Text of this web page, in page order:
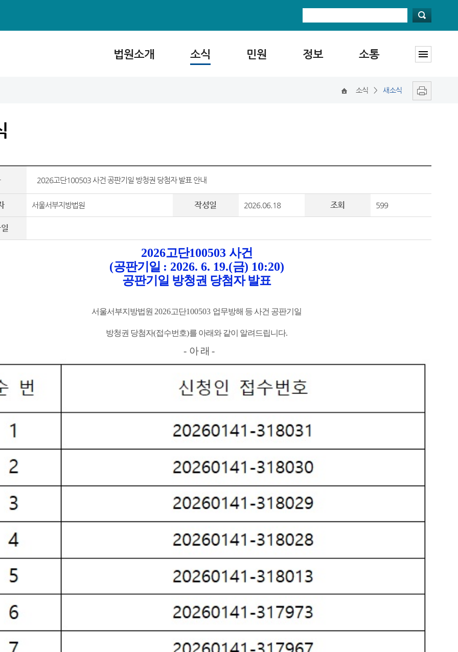
법원소개 소식 민원 정보 소통
소식 > 새소식
2026고단100503 사건 공판기일 방청권 당첨자 발표 안내
서울서부지방법원 작성일 2026.06.18 조회 599
2026고단100503 사건
(공판기일 : 2026. 6. 19.(금) 10:20)
공판기일 방청권 당첨자 발표
서울서부지방법원 2026고단100503 업무방해 등 사건 공판기일
방청권 당첨자(접수번호)를 아래와 같이 알려드립니다.
- 아 래 -